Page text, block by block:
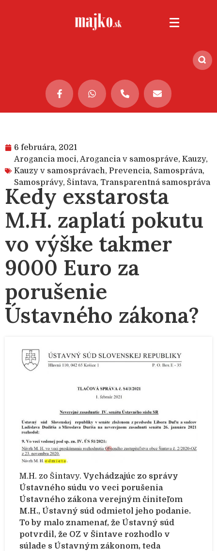
6 februára, 2021
Arogancia moci, Arogancia v samospráve, Kauzy,
Kauzy v samosprávach, Prevencia, Samospráva,
Samosprávy, Šintava, Transparentná samospráva
Kedy exstarosta
M.H. zaplatí pokutu
vo výške takmer
9000 Euro za
porušenie
Ústavného zákona?
M.H. zo Šintavy. Vychádzajúc zo správy
Ústavného súdu vo veci porušenia
Ústavného zákona verejným činiteľom
M.H., Ústavný súd odmietol jeho podanie.
To by malo znamenať, že Ústavný súd
potvrdil, že OZ v Šintave rozhodlo v
súlade s Ústavným zákonom, teda